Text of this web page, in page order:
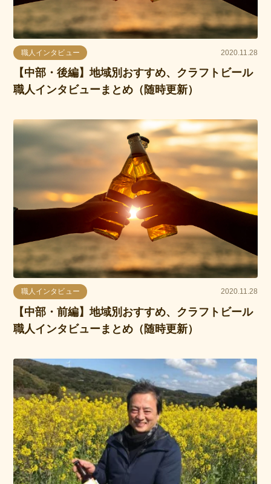
職人インタビュー 2020.11.28
【中部・後編】地域別おすすめ、クラフトビール
職人インタビューまとめ（随時更新）
職人インタビュー 2020.11.28
【中部・前編】地域別おすすめ、クラフトビール
職人インタビューまとめ（随時更新）